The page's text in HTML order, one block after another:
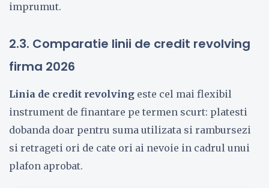
imprumut.
2.3. Comparatie linii de credit revolving
firma 2026
Linia de credit revolving este cel mai flexibil
instrument de finantare pe termen scurt: platesti
dobanda doar pentru suma utilizata si rambursezi
si retrageti ori de cate ori ai nevoie in cadrul unui
plafon aprobat.